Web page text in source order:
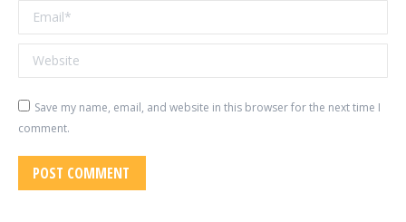
Email *
Website
Save my name, email, and website in this browser for the next time I
comment.
POST COMMENT